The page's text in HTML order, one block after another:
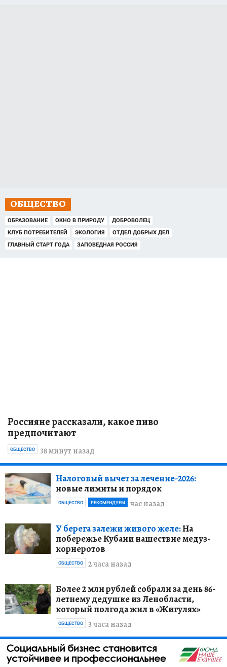
ОБЩЕСТВО
ОБРАЗОВАНИЕ ОКНО В ПРИРОДУ
ДОБРОВОЛЕЦ
КЛУБ ПОТРЕБИТЕЛЕЙ
ЭКОЛОГИЯ
ОТДЕЛ ДОБРЫХ ДЕЛ
ГЛАВНЫЙ СТАРТ ГОДА
ЗАПОВЕДНАЯ РОССИЯ
Россияне рассказали, какое пиво
предпочитают
38 минут назад
ОБЩЕСТВО
Налоговый вычет за лечение-2026:
новые лимиты и порядок
час назад
ОБЩЕСТВО РЕКОМЕНДУЕМ
У берега залежи живого желе:На
побережье Кубани нашествие медуз-
корнеротов
2 часа назад
ОБЩЕСТВО
Более 2 млн рублей собрали за день 86-
летнему дедушке из Ленобласти,
который полгода жил в «Жигулях»
3 часа назад
ОБЩЕСТВО